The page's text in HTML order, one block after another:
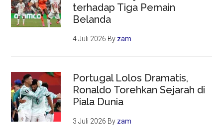
terhadap Tiga Pemain
Belanda
4 Juli 2026 By zam
Portugal Lolos Dramatis,
Ronaldo Torehkan Sejarah di
Piala Dunia
3 Juli 2026 By zam